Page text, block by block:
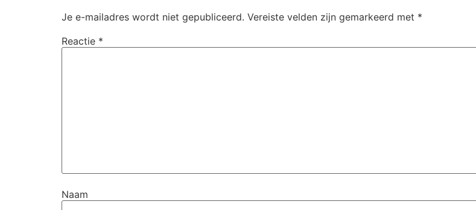
Je e-mailadres wordt niet gepubliceerd. Vereiste velden zijn gemarkeerd met *
Reactie *
Naam